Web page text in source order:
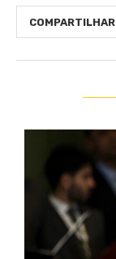
COMPARTILHAR